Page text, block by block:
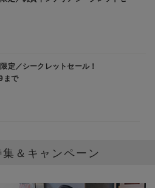
＆キャンペーン